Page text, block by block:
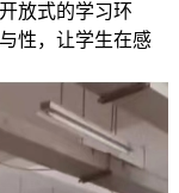
放式的学习环
性，让学生在感